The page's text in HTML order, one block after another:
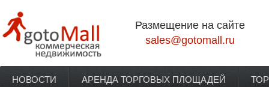
Размещение на сайте
sales@gotomall.ru
НОВОСТИ АРЕНДА ТОРГОВЫХ ПЛОЩАДЕЙ